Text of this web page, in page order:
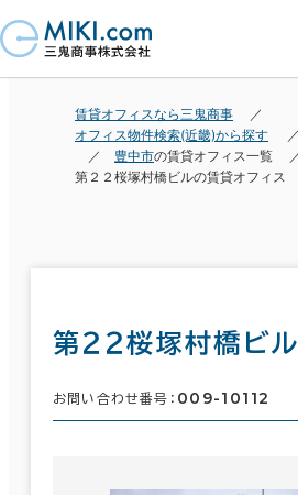
賃貸オフィスなら三鬼商事
オフィス物件検索(近畿)から探す
豊中市の賃貸オフィス一覧
第２２桜塚村橋ビルの賃貸オフィス
第２２桜塚村橋ビル
お問い合わせ番号： 009-10112